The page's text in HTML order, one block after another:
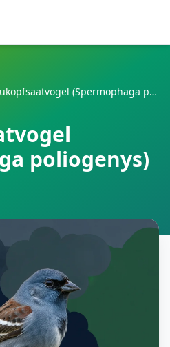
Graukopfsaatvogel (Spermophaga poliogenys)
poliogenys)